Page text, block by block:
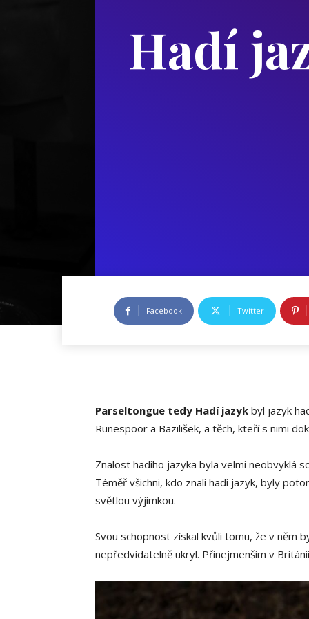
Hadí
Facebook Twitter
Parseltongue tedy Hadí jazyk byl jazyk
Runespoor a Bazilišek, a těch, kteří s nimi
Znalost hadího jazyka byla velmi neobvyklá
Téměř všichni, kdo znali hadí jazyk, byly
světlou výjimkou.
Svou schopnost získal kvůli tomu, že v něm
nepředvídatelně ukryl. Přinejmenším v